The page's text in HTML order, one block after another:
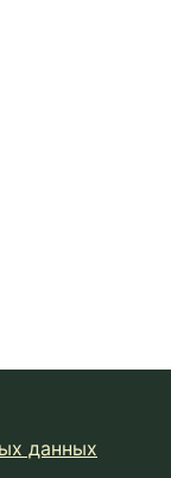
данных